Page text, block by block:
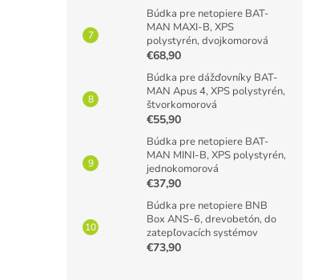
Búdka pre netopiere BAT-
MAN MAXI-B, XPS
polystyrén, dvojkomorová
€68,90
Búdka pre dážďovníky BAT-
MAN Apus 4, XPS polystyrén,
štvorkomorová
€55,90
Búdka pre netopiere BAT-
MAN MINI-B, XPS polystyrén,
jednokomorová
€37,90
Búdka pre netopiere BNB
Box ANS-6, drevobetón, do
zatepľovacích systémov
€73,90